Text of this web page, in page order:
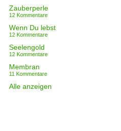
Zauberperle
12 Kommentare
Wenn Du lebst
12 Kommentare
Seelengold
12 Kommentare
Membran
11 Kommentare
Alle anzeigen